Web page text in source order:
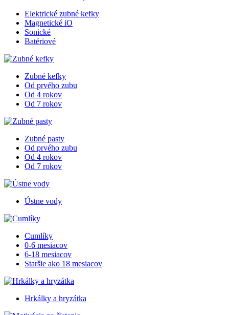
Elektrické zubné kefky
Magnetické iO
Sonické
Batériové
Zubné kefky
Od prvého zubu
Od 4 rokov
Od 7 rokov
Zubné pasty
Od prvého zubu
Od 4 rokov
Od 7 rokov
Ústne vody
Cumlíky
0-6 mesiacov
6-18 mesiacov
Staršie ako 18 mesiacov
Hrkálky a hryzátka